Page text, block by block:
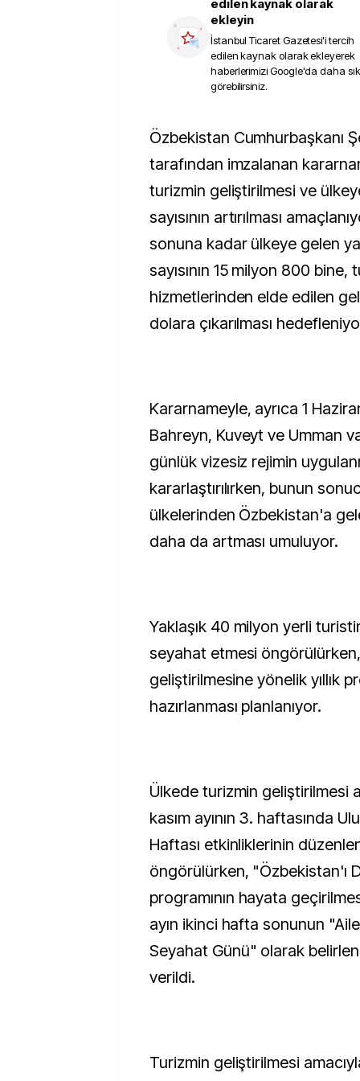
edilen kaynak olarak
ekleyin
İstanbul Ticaret Gazetesi'i tercih
edilen kaynak olarak ekleyerek
haberlerimizi Google'da daha sık
görebilirsiniz.
Özbekistan Cumhurbaşkanı Şevket Mirziyoyev
tarafından imzalanan
turizmin geliştirilmesi ve
sayısının artırılması
sonuna kadar ülkeye gelen
sayısının 15 milyon 800 bine,
hizmetlerinden elde edilen
dolara çıkarılması
Kararnameyle, ayrıca 1
Bahreyn, Kuveyt ve Umman
günlük vizesiz rejimin
kararlaştırılırken, bunun
ülkelerinden Özbekistan'a
daha da artması umuluyor.
Yaklaşık 40 milyon yerli
seyahat etmesi
geliştirilmesine yönelik yıllık
hazırlanması planlanıyor.
Ülkede turizmin geliştirilmesi
kasım ayının 3. haftasında
Haftası etkinliklerinin
öngörülürken, "Özbekistan'ı
programının hayata
ayın ikinci hafta sonunun
Seyahat Günü" olarak
verildi.
Turizmin geliştirilmesi